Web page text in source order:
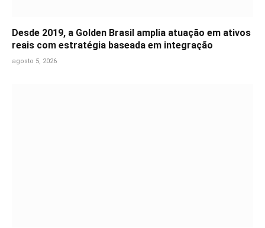
Desde 2019, a Golden Brasil amplia atuação em ativos
reais com estratégia baseada em integração
agosto 5, 2026